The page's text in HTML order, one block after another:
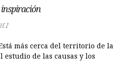
más cerca del territorio de la
estudio de las causas y los